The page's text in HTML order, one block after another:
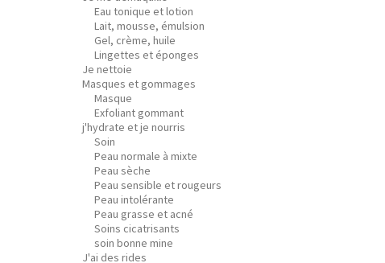
Eau tonique et lotion
Lait, mousse, émulsion
Gel, crème, huile
Lingettes et éponges
Je nettoie
Masques et gommages
Masque
Exfoliant gommant
j'hydrate et je nourris
Soin
Peau normale à mixte
Peau sèche
Peau sensible et rougeurs
Peau intolérante
Peau grasse et acné
Soins cicatrisants
soin bonne mine
J'ai des rides